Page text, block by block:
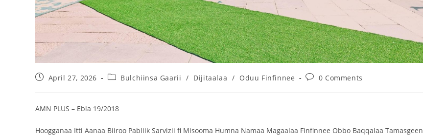
April 27, 2026 Bulchiinsa Gaarii / Dijitaalaa / Oduu Finfinnee 0 Comments
AMN PLUS – Ebla 19/2018
Hoogganaa Itti Aanaa Biiroo Pabliik Sarvizii fi Misooma Humna Namaa Magaalaa Finfinnee Obbo Baqqalaa Tamasgeen